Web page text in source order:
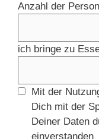
Anzahl der
ich bringe zu
Mit der
Dich mit der
Deiner Daten
einverstanden